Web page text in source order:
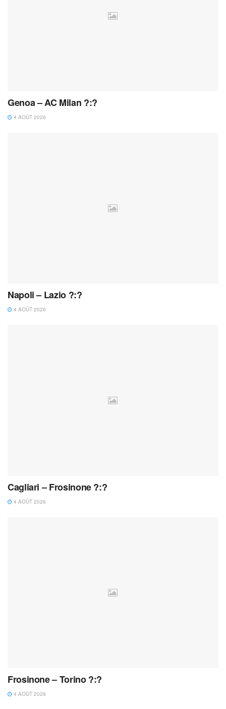
Genoa – AC Milan ?:?
4 AOÛT 2026
Napoli – Lazio ?:?
4 AOÛT 2026
Cagliari – Frosinone ?:?
4 AOÛT 2026
Frosinone – Torino ?:?
4 AOÛT 2026